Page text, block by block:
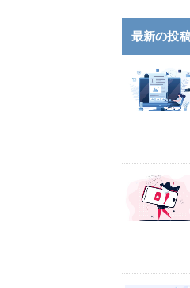
最新の投